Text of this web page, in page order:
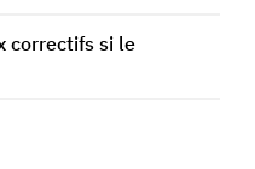
correctifs si le